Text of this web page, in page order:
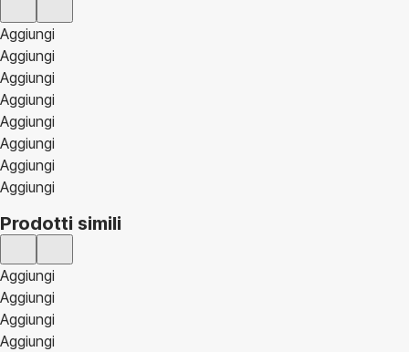
Aggiungi
Aggiungi
Aggiungi
Aggiungi
Aggiungi
Aggiungi
Aggiungi
Aggiungi
Prodotti simili
Aggiungi
Aggiungi
Aggiungi
Aggiungi